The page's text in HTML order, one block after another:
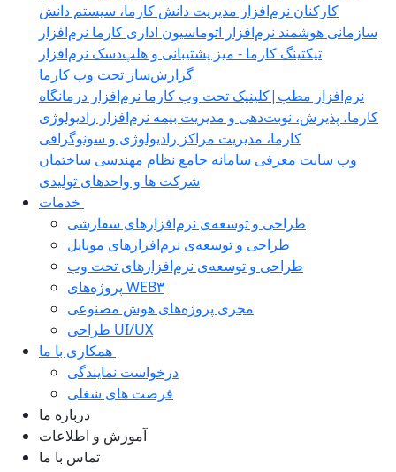
کارکنان نرم‌افزار مدیریت دانش کارما، سیستم دانش
سازمانی هوشمند نرم‌افزار اتوماسیون اداری کارما نرم‌افزار
تیکتینگ کارما - میز پشتیبانی و هلپ‌دسک نرم‌افزار
گزارش‌ساز تحت وب کارما
نرم‌افزار مطب|کلینیک تحت وب کارما نرم‌افزار درمانگاه
کارما، پذیرش، نوبت‌دهی و مدیریت بیمه نرم‌افزار رادیولوژی
کارما، مدیریت مراکز رادیولوژی و سونوگرافی
وب سایت معرفی
شرکت ها و واحدهای تولیدی
طراحی و توسعه‌ی نرم‌افزارهای سفارشی
طراحی و توسعه‌ی نرم‌افزارهای موبایل
طراحی و توسعه‌ی نرم‌افزارهای تحت وب
پروژه‌های WEB۳
مجری پروژه‌های هوش مصنوعی
طراحی UI/UX
درخواست نمایندگی
فرصت های شغلی
درباره ما
آموزش و اطلاعات
تماس با ما